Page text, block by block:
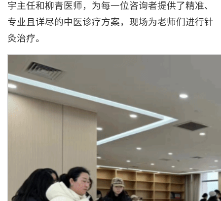
宇主任和柳青医师，为每一位咨询者提供了精准、
专业且详尽的中医诊疗方案，现场为老师们进行针
灸治疗。